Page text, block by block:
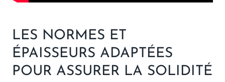
LES NORMES ET
ÉPAISSEURS ADAPTÉES
POUR ASSURER LA SOLIDITÉ